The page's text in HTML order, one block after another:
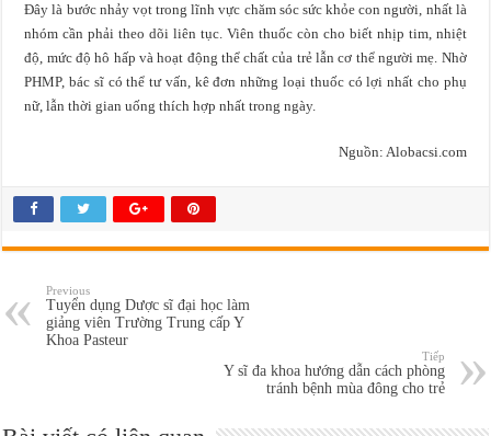
Đây là bước nhảy vọt trong lĩnh vực chăm sóc sức khỏe con người, nhất là
nhóm cần phải theo dõi liên tục. Viên thuốc còn cho biết nhịp tim, nhiệt
độ, mức độ hô hấp và hoạt động thể chất của trẻ lẫn cơ thể người mẹ. Nhờ
PHMP, bác sĩ có thể tư vấn, kê đơn những loại thuốc có lợi nhất cho phụ
nữ, lẫn thời gian uống thích hợp nhất trong ngày.
Nguồn: Alobacsi.com
Previous
Tuyển dụng Dược sĩ đại học làm
giảng viên Trường Trung cấp Y
Khoa Pasteur
Tiếp
Y sĩ đa khoa hướng dẫn cách phòng
tránh bệnh mùa đông cho trẻ